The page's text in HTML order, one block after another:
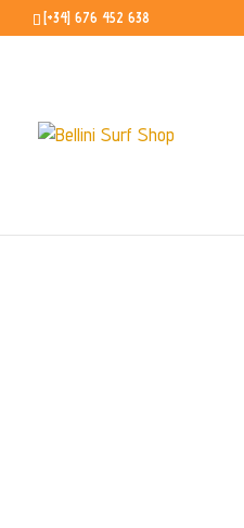
[+34] 676 452 638